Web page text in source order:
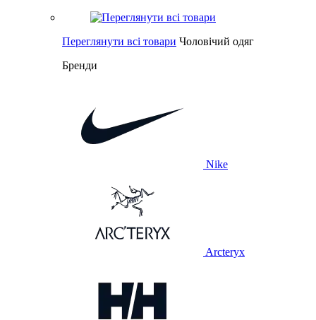
Переглянути всі товари Чоловічий одяг
Бренди
Nike
Arcteryx